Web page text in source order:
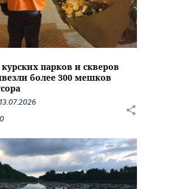
парков и скверов
более 300 мешков
13.07.2026
0